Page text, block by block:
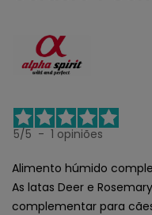
5/5 - 1 opiniões
Alimento húmido
As latas Deer e
complementar para